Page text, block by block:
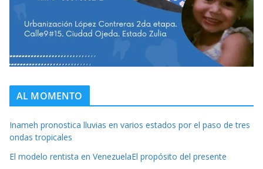
AL MOMENTO
Inameh pronostica lluvias en varios estados por el paso de tres
ondas tropicales
El modelo rentista en VenezuelaEl propósito del presente